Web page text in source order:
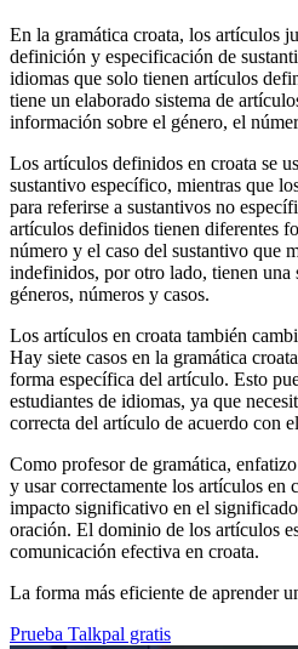
En la gramática croata, los artículos
definición y especificación de
idiomas que solo tienen artículos
tiene un elaborado sistema de
información sobre el género, el
Los artículos definidos en croata se
sustantivo específico, mientras que
para referirse a sustantivos no
artículos definidos tienen diferentes
número y el caso del sustantivo que
indefinidos, por otro lado, tienen una
géneros, números y casos.
Los artículos en croata también
Hay siete casos en la gramática
forma específica del artículo. Esto
estudiantes de idiomas, ya que
correcta del artículo de acuerdo con
Como profesor de gramática,
y usar correctamente los artículos en
impacto significativo en el
oración. El dominio de los artículos
comunicación efectiva en croata.
La forma más eficiente de aprender
Prueba Talkpal gratis